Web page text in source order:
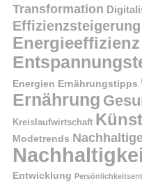
Transformation
Effizienzsteigerung
Energieeffizienz
Energien Ernährungstipps
Ernährung
Kreislaufwirtschaft
Modetrends
Entwicklung